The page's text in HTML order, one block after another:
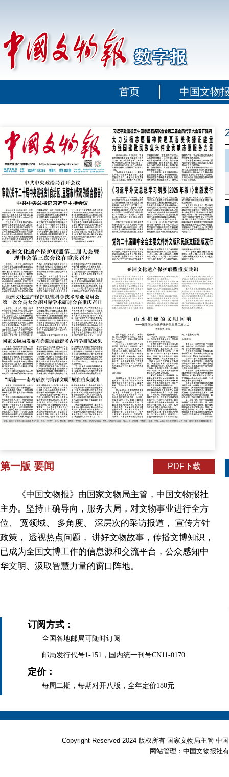
首页 中国文物
第一版 要闻 PDF下载
《中国文物报》由国家文物局主管，中国文物报社
主办。坚持正确导向，服务大局，对文物事业进行全方
位、 宽领域、 多角度、 深层次的采访报道， 宣传方针
政策， 透视热点问题， 讲好文物故事，传播文博知识，
已成为全国文博工作的信息源和交流平台，公众感知中
华文明、汲取智慧力量的窗口阵地。
订阅方式：
全国各地邮局可随时订阅
邮局发行代号1-151，国内统一刊号CN11-0170
定价：
每周二期，每期对开八版，全年定价180元
Copyright Reserved 2024 版权所有 国家文物局主管
网站管理：中国文物报社